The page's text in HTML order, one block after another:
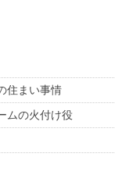
住まい事情
ムの火付け役